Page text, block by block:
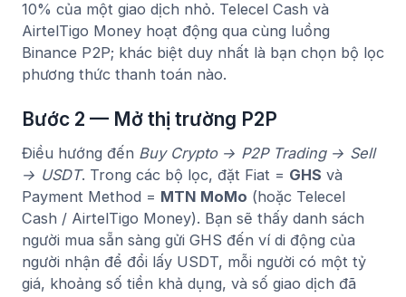
10% của một giao dịch nhỏ. Telecel Cash và
AirtelTigo Money hoạt động qua cùng luồng
Binance P2P; khác biệt duy nhất là bạn chọn bộ lọc
phương thức thanh toán nào.
Bước 2 — Mở thị trường P2P
Điều hướng đến Buy Crypto → P2P Trading → Sell
→ USDT. Trong các bộ lọc, đặt Fiat = GHS và
Payment Method = MTN MoMo (hoặc Telecel
Cash / AirtelTigo Money). Bạn sẽ thấy danh sách
người mua sẵn sàng gửi GHS đến ví di động của
người nhận để đổi lấy USDT, mỗi người có một tỷ
giá, khoảng số tiền khả dụng, và số giao dịch đã